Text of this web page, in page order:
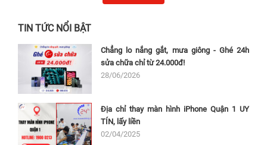
TIN TỨC NỔI BẬT
Chẳng lo nắng gắt, mưa giông - Ghé 24h
sửa chữa chỉ từ 24.000đ!
28/06/2026
Địa chỉ thay màn hình iPhone Quận 1 UY
TÍN, lấy liền
02/04/2025